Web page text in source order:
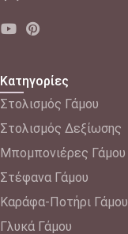
Κατηγορίες
Στολισμός Γάμου
Στολισμός Δεξίωσης
Μπομπονιέρες Γάμου
Στέφανα Γάμου
Καράφα-Ποτήρι Γάμου
Γλυκά Γάμου